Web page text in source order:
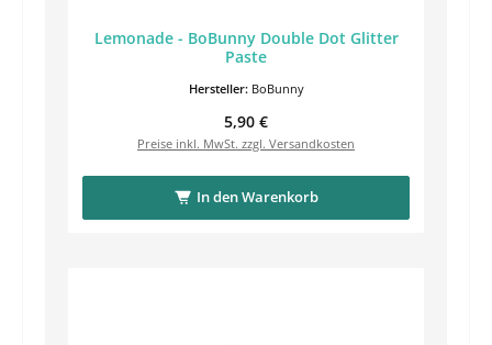
Lemonade - BoBunny Double Dot Glitter
Paste
Hersteller: BoBunny
Regulärer Preis:
5,90 €
Preise inkl. MwSt. zzgl. Versandkosten
In den Warenkorb